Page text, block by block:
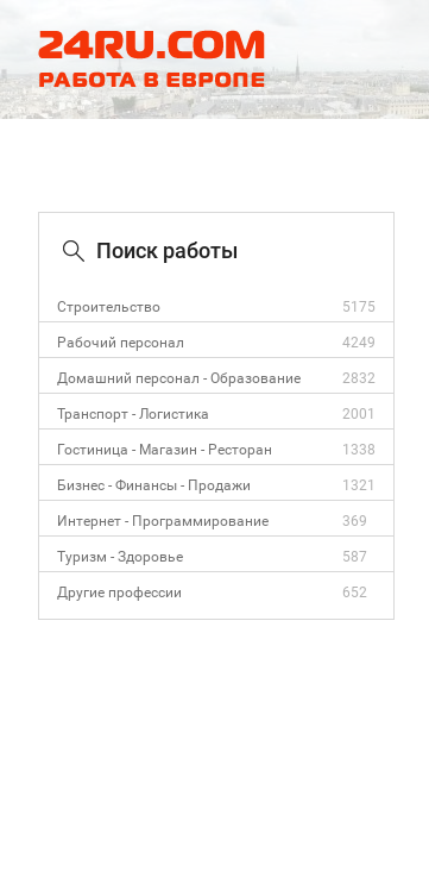
Поиск работы
Строительство 5175
Рабочий персонал 4249
Домашний персонал - Образование 2832
Транспорт - Логистика 2001
Гостиница - Магазин - Ресторан 1338
Бизнес - Финансы - Продажи 1321
Интернет - Программирование 369
Туризм - Здоровье 587
Другие профессии 652